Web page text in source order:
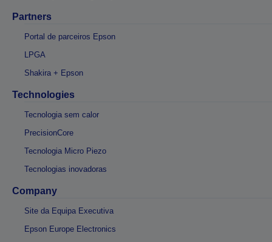
Partners
Portal de parceiros Epson
LPGA
Shakira + Epson
Technologies
Tecnologia sem calor
PrecisionCore
Tecnologia Micro Piezo
Tecnologias inovadoras
Company
Site da Equipa Executiva
Epson Europe Electronics